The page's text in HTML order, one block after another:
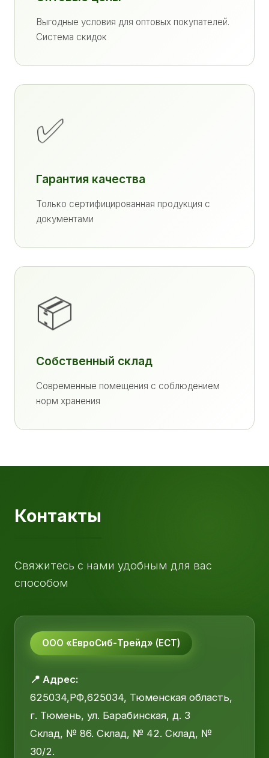
Выгодные условия для оптовых покупателей.
Система скидок
✅
Гарантия качества
Только сертифицированная продукция с
документами
📦
Собственный склад
Современные помещения с соблюдением
норм хранения
Контакты
Свяжитесь с нами удобным для вас
способом
ООО «ЕвроСиб-Трейд» (ЕСТ)
📍 Адрес:
625034,РФ,625034, Тюменская область,
г. Тюмень, ул. Барабинская, д. 3
Склад, № 86. Склад, № 42. Склад, №
30/2.